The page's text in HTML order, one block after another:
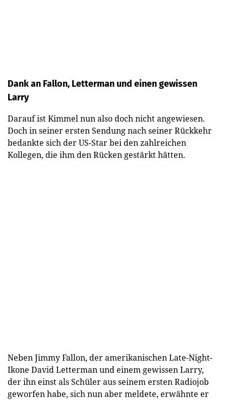
Dank an Fallon, Letterman und einen gewissen
Larry
Darauf ist Kimmel nun also doch nicht angewiesen.
Doch in seiner ersten Sendung nach seiner Rückkehr
bedankte sich der US-Star bei den zahlreichen
Kollegen, die ihm den Rücken gestärkt hätten.
Neben Jimmy Fallon, der amerikanischen Late-Night-
Ikone David Letterman und einem gewissen Larry,
der ihn einst als Schüler aus seinem ersten Radiojob
geworfen habe, sich nun aber meldete, erwähnte er